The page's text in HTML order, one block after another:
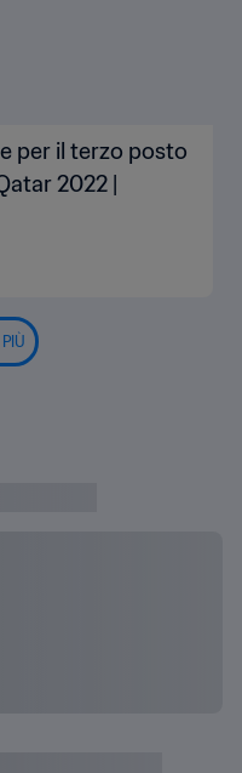
per il terzo posto
2022 |